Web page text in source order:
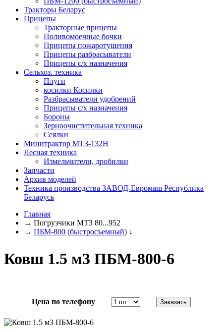
Тракторы Беларус
Прицепы
Тракторные прицепы
Поливомоечные бочки
Прицепы пожаротушения
Прицепы разбрасыватели
Прицепы с/х назначения
Сельхоз. техника
Плуги
косилки Косилки
Разбрасыватели удобрений
Прицепы с/х назначения
Бороны
Зерноочистительная техника
Сеялки
Минитрактор МТЗ-132Н
Лесная техника
Измельчители, дробилки
Запчасти
Архив моделей
Техника производства ЗАВОД-Евромаш Республика
Беларусь
Главная
→ Погрузчики МТЗ 80...952
→ ПБМ-800 (быстросъемный) ↓
Ковш 1.5 м3 ПБМ-800-6
Цена по телефону